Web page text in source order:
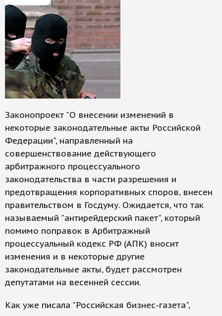
Законопроект "О внесении изменений в
некоторые законодательные акты Российской
Федерации", направленный на
совершенствование действующего
арбитражного процессуального
законодательства в части разрешения и
предотвращения корпоративных споров, внесен
правительством в Госдуму. Ожидается, что так
называемый "антирейдерский пакет", который
помимо поправок в Арбитражный
процессуальный кодекс РФ (АПК) вносит
изменения и в некоторые другие
законодательные акты, будет рассмотрен
депутатами на весенней сессии.
Как уже писала "Российская бизнес-газета",